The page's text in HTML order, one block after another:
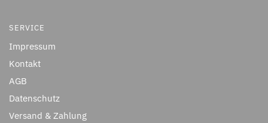
SERVICE
Impressum
Kontakt
AGB
Datenschutz
Versand & Zahlung